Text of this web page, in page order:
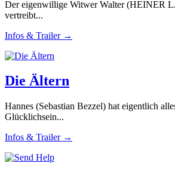
Der eigenwillige Witwer Walter (HEINER
vertreibt...
Infos & Trailer →
Die Ältern
Hannes (Sebastian Bezzel) hat eigentlich
Glücklichsein...
Infos & Trailer →